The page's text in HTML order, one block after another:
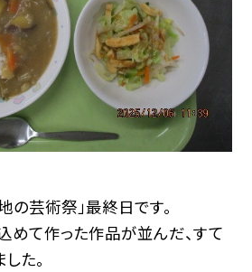
の芸術祭」最終日です。
て作った作品が並んだ、すて
た。